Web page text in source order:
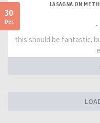
30
Dec
LASAGNA ON ME
-
this should be fantastic.